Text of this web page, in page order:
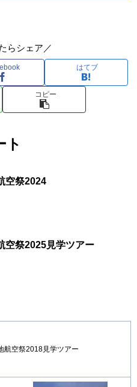
らシェア／
はてブ
コピー
ト
空祭2024
空祭2025見学ツアー
航空祭2018見学ツアー